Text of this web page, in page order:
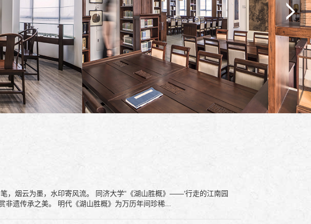
林’版画艺术展”，带您于刀刻墨韵间品读江南园林诗意风骨，在古法匠心中共赏非遗传承之美。 明代《湖山胜概》为万历年间珍稀...